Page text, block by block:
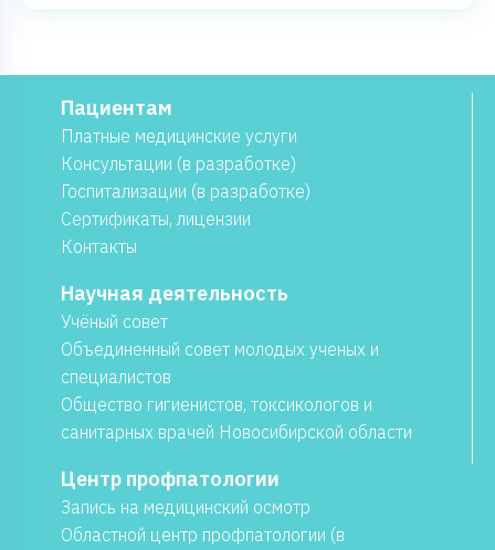
Пациентам
Платные медицинские услуги
Консультации (в разработке)
Госпитализации (в разработке)
Сертификаты, лицензии
Контакты
Научная деятельность
Учёный совет
Объединенный совет молодых ученых и
специалистов
Общество гигиенистов, токсикологов и
санитарных врачей Новосибирской области
Центр профпатологии
Запись на медицинский осмотр
Областной центр профпатологии (в